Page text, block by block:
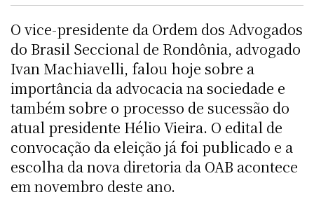
O vice-presidente da Ordem dos Advogados
do Brasil Seccional de Rondônia, advogado
Ivan Machiavelli, falou hoje sobre a
importância da advocacia na sociedade e
também sobre o processo de sucessão do
atual presidente Hélio Vieira. O edital de
convocação da eleição já foi publicado e a
escolha da nova diretoria da OAB acontece
em novembro deste ano.